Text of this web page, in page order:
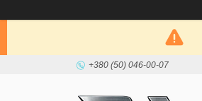
+380 (50) 046-00-07